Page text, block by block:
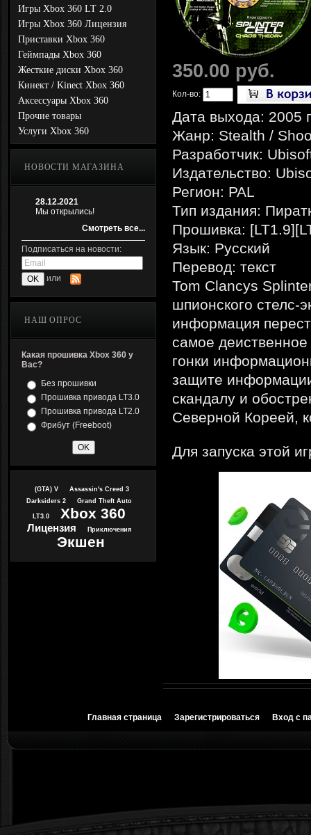
Игры Xbox 360 LT 2.0
Игры Xbox 360 Лицензия
Приставки Xbox 360
Геймпады Xbox 360
Жесткие диски Xbox 360
Кинект / Kinect Xbox 360
Аксессуары Xbox 360
Прочие товары
Услуги Xbox 360
НОВОСТИ МАГАЗИНА
28.12.2021
Мы открылись!
Смотреть все...
Подписаться на новости:
или
НАШ ОПРОС
Какая прошивка Xbox 360 у
Вас?
Без прошивки
Прошивка привода LT3.0
Прошивка привода LT2.0
Фрибут (Freeboot)
(GTA) V
Assassin's Creed 3
Darksiders 2
Grand Theft Auto
LT3.0 Xbox 360
Лицензия Приключения
Экшен
350.00 руб.
Кол-во:
Дата выхода: 2005
Жанр: Stealth /
Разработчик:
Издательство:
Регион: PAL
Тип издания:
Прошивка:
Язык: Русский
Перевод: текст
Tom Clancys
шпионского стелс-
информация
самое
гонки
защите
скандалу и
Северной Кореей,
Для запуска этой
Главная страница Зарегистрироваться Вход с